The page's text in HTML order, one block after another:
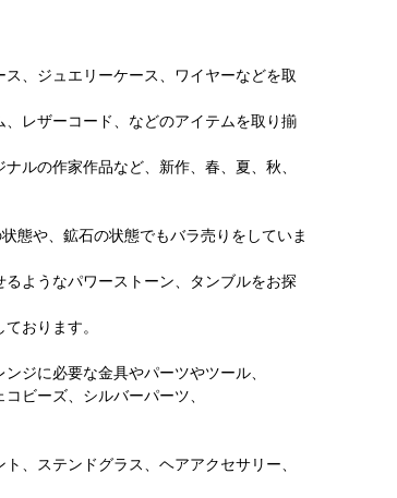
、ジュエリーケース、ワイヤーなどを取
レザーコード、などのアイテムを取り揃
ルの作家作品など、新作、春、夏、秋、
態や、鉱石の状態でもバラ売りをしていま
ようなパワーストーン、タンブルをお探
おります。
ジに必要な金具やパーツやツール、
ビーズ、シルバーパーツ、
、ステンドグラス、ヘアアクセサリー、